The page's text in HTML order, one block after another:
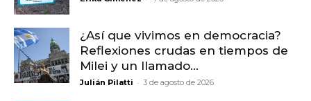
¿Así que vivimos en democracia?
Reflexiones crudas en tiempos de
Milei y un llamado...
Julián Pilatti - 3 de agosto de 2026